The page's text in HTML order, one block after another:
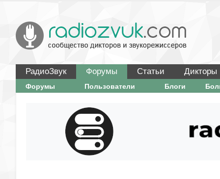
РадиоЗвук Форумы Статьи Дикторы
Форумы Пользователи Блоги